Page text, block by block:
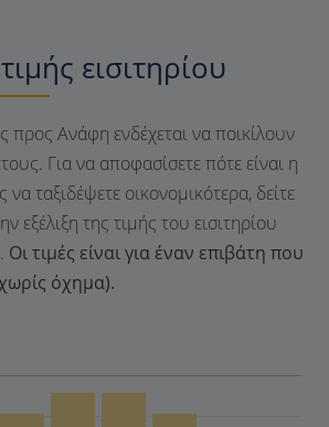
εισιτηρίου
προς Ανάφη ενδέχεται να ποικίλουν
Για να αποφασίσετε πότε είναι η
ταξιδέψετε οικονομικότερα, δείτε
εξέλιξη της τιμής του εισιτηρίου
Οι τιμές είναι για έναν επιβάτη που
όχημα).